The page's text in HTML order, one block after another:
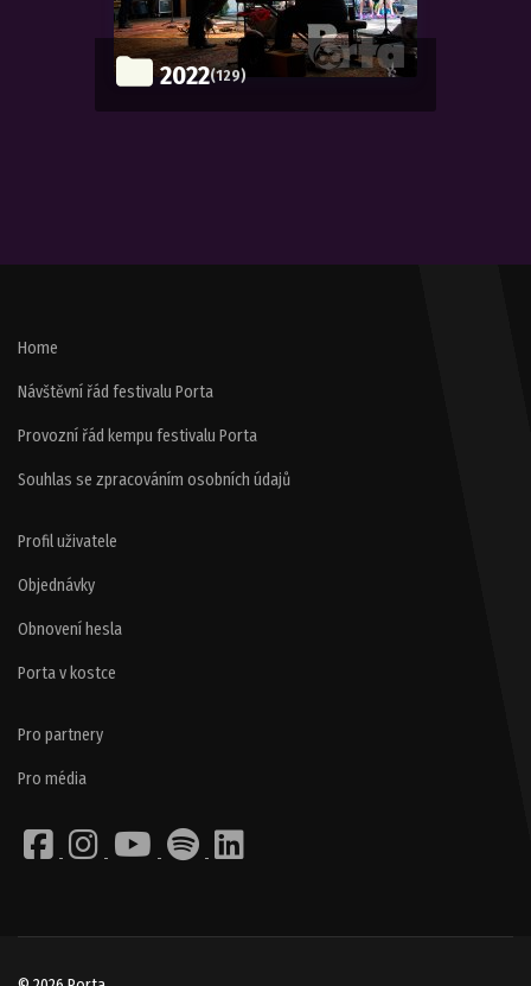
2022(129)
Home
Návštěvní řád festivalu Porta
Provozní řád kempu festivalu Porta
Souhlas se zpracováním osobních údajů
Profil uživatele
Objednávky
Obnovení hesla
Porta v kostce
Pro partnery
Pro média